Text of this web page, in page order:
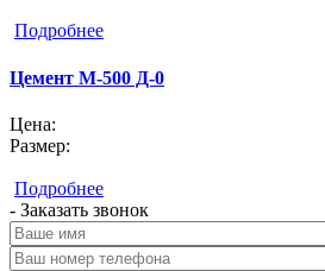
Подробнее
Цемент M-500 Д-0
Цена:
Размер:
Подробнее
- Заказать звонок